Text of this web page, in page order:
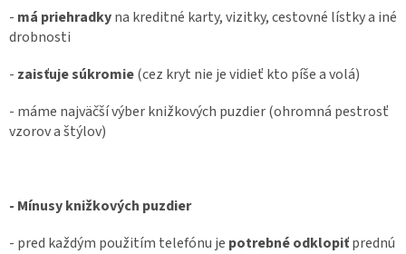
- má priehradkyna kreditné karty, vizitky, cestovné lístky a iné
drobnosti
- zaisťuje súkromie(cez kryt nie je vidieť kto píše a volá)
- máme najväčší výber knižkových puzdier (ohromná pestrosť
vzorov a štýlov)
- Mínusy knižkových puzdier
- pred každým použitím telefónu je potrebné odklopiťprednú